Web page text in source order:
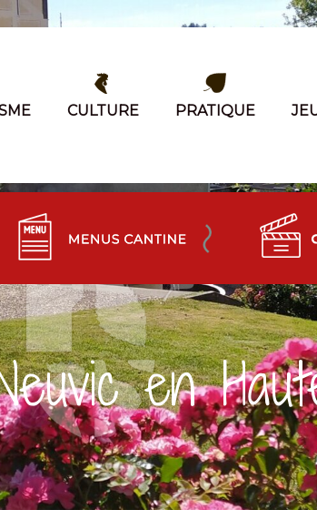
CULTURE PRATIQUE
en